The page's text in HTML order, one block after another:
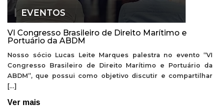
EVENTOS
VI Congresso Brasileiro de Direito Marítimo e
Portuário da ABDM
Nosso sócio Lucas Leite Marques palestra no evento “VI
Congresso Brasileiro de Direito Marítimo e Portuário da
ABDM”, que possui como objetivo discutir e compartilhar
[…]
Ver mais